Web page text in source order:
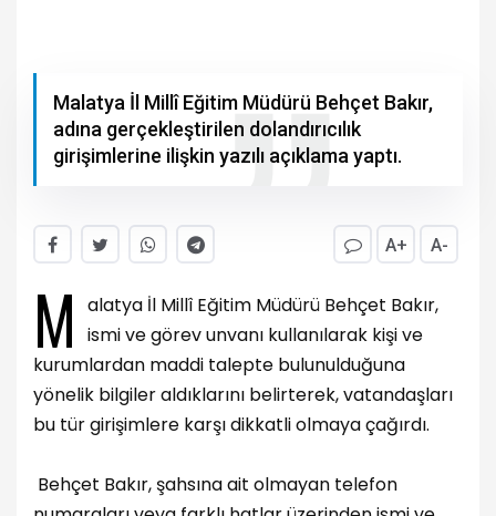
Malatya İl Millî Eğitim Müdürü Behçet Bakır,
adına gerçekleştirilen dolandırıcılık
girişimlerine ilişkin yazılı açıklama yaptı.